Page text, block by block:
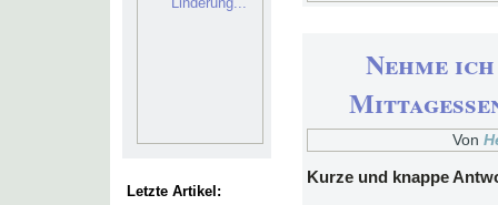
Letzte Artikel:
Nehme
Von
Kurze und knappe